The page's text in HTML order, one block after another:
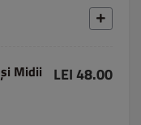
și Midii LEI 48.00